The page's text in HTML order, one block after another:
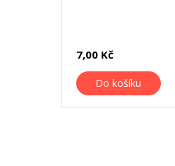
7,00 Kč
Do košíku